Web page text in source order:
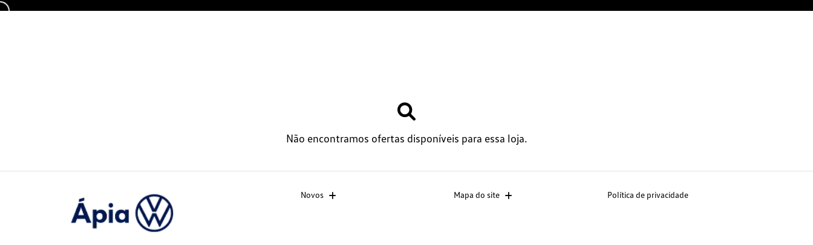
Não encontramos ofertas disponíveis para essa loja.
Novos Mapa do site Política de privacidade